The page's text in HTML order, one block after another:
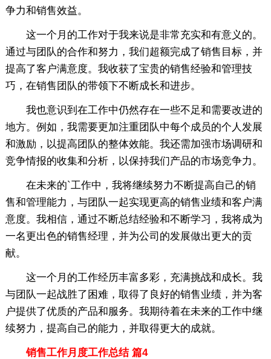
争力和销售效益。
这一个月的工作对于我来说是非常充实和有意义的。
通过与团队的合作和努力，我们超额完成了销售目标，并
提高了客户满意度。我收获了宝贵的销售经验和管理技
巧，在销售团队的带领下不断成长和进步。
我也意识到在工作中仍然存在一些不足和需要改进的
地方。例如，我需要更加注重团队中每个成员的个人发展
和激励，以提高团队的整体效能。我还需加强市场调研和
竞争情报的收集和分析，以保持我们产品的市场竞争力。
在未来的`工作中，我将继续努力不断提高自己的销
售和管理能力，与团队一起实现更高的销售业绩和客户满
意度。我相信，通过不断总结经验和不断学习，我将成为
一名更出色的销售经理，并为公司的发展做出更大的贡
献。
这一个月的工作经历丰富多彩，充满挑战和成长。我
与团队一起战胜了困难，取得了良好的销售业绩，并为客
户提供了优质的产品和服务。我期待着在未来的工作中继
续努力，提高自己的能力，并取得更大的成就。
销售工作月度工作总结 篇4